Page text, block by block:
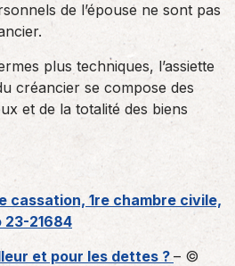
de l’épouse ne sont pas
plus techniques, l’assiette
créancier se compose des
et de la totalité des biens
cassation, 1re chambre civile,
23-21684
et pour les dettes ? – ©